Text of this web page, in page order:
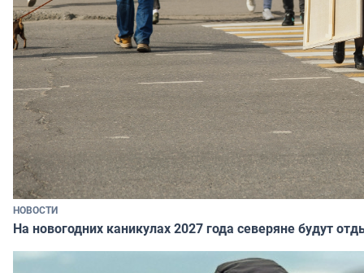
НОВОСТИ
На новогодних каникулах 2027 года северяне будут